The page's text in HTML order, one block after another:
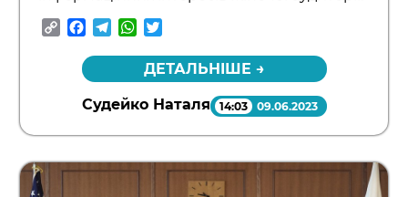
CopyFacebook
TelegramWhatsApp
ДЕТАЛЬНІШЕ →
Судейко Наталя 14:03 09.06.2023